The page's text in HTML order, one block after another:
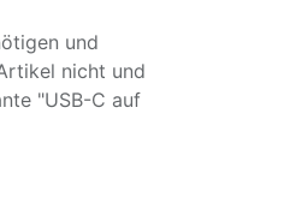
und
nicht und
"USB-C auf